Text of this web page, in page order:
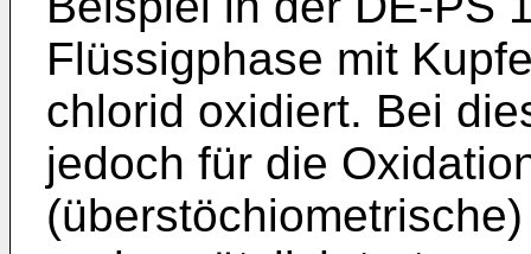
Flüssigphase mit
chlorid oxidiert. Bei
jedoch für die